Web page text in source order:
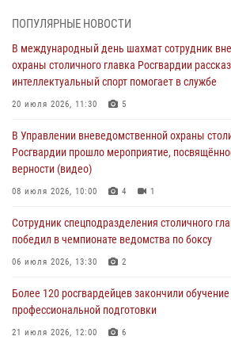
В Главном управлении Росгвардии по городу
03 августа 2026, 13:00
На востоке Москвы сотрудники Росгвардии
находящегося в федеральном розыске (видео)
Росгвардия обеспечила правопорядок во
воздушно-десантных войск в Москве (видео)
03 августа 2026, 08:00
Московские росгвардейцы пришли на помощь
сломался автомобиль на проезжей части
02 августа 2026, 11:54
ПОПУЛЯРНЫЕ НОВОСТИ
В международный день шахмат сотрудник
охраны столичного главка Росгвардии
интеллектуальный спорт помогает в службе
20 июля 2026, 11:30 5
В Управлении вневедомственной охраны
Росгвардии прошло мероприятие,
верности (видео)
08 июля 2026, 10:00 4 1
Сотрудник спецподразделения столичного
победил в чемпионате ведомства по боксу
06 июля 2026, 13:30 2
Более 120 росгвардейцев закончили
профессиональной подготовки
21 июля 2026, 12:00 6